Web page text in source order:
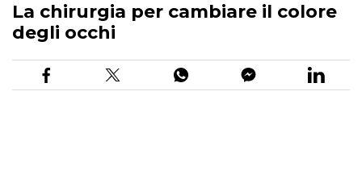
La chirurgia per cambiare il colore
degli occhi